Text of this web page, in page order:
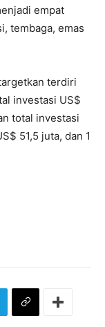
empat
tembaga, emas
terdiri
investasi US$
total investasi
51,5 juta, dan 1